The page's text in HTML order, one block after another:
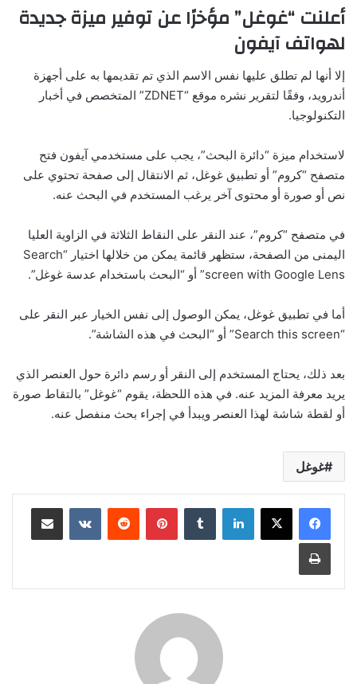
أعلنت “غوغل” مؤخرًا عن توفير ميزة جديدة
لهواتف آيفون
إلا أنها لم تطلق عليها نفس الاسم الذي تم تقديمها به على أجهزة
أندرويد، وفقًا لتقرير نشره موقع “ZDNET” المتخصص في أخبار
التكنولوجيا.
لاستخدام ميزة “دائرة البحث”، يجب على مستخدمي آيفون فتح
متصفح “كروم” أو تطبيق غوغل، ثم الانتقال إلى صفحة تحتوي على
نص أو صورة أو محتوى آخر يرغب المستخدم في البحث عنه.
في متصفح “كروم”، عند النقر على النقاط الثلاثة في الزاوية العليا
اليمنى من الصفحة، ستظهر قائمة يمكن من خلالها اختيار “Search
screen with Google Lens” أو “البحث باستخدام عدسة غوغل”.
أما في تطبيق غوغل، يمكن الوصول إلى نفس الخيار عبر النقر على
“Search this screen” أو “البحث في هذه الشاشة”.
بعد ذلك، يحتاج المستخدم إلى النقر أو رسم دائرة حول العنصر الذي
يريد معرفة المزيد عنه. في هذه اللحظة، يقوم “غوغل” بالتقاط صورة
أو لقطة شاشة لهذا العنصر ويبدأ في إجراء بحث منفصل عنه.
غوغل
لينكدإن بينتيريست مشاركة عبر البريد
طباعة